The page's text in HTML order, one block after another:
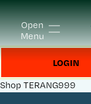
Open
Menu
LOGIN
Shop TERANG999